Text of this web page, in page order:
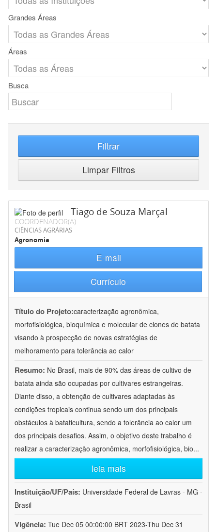
Grandes Áreas
Áreas
Busca
Filtrar
Limpar Filtros
Tiago de Souza Marçal
COORDENADOR(A)
CIÊNCIAS AGRÁRIAS
Agronomia
E-mail
Currículo
Título do Projeto:caracterização agronômica,
morfofisiológica, bioquímica e molecular de clones de batata
visando à prospecção de novas estratégias de
melhoramento para tolerância ao calor
Resumo: No Brasil, mais de 90% das áreas de cultivo de
batata ainda são ocupadas por cultivares estrangeiras.
Diante disso, a obtenção de cultivares adaptadas às
condições tropicais continua sendo um dos principais
obstáculos à bataticultura, sendo a tolerância ao calor um
dos principais desafios. Assim, o objetivo deste trabalho é
realizar a caracterização agronômica, morfofisiológica, bio...
leia mais
Instituição/UF/País: Universidade Federal de Lavras - MG -
Brasil
Vigência: Tue Dec 05 00:00:00 BRT 2023-Thu Dec 31